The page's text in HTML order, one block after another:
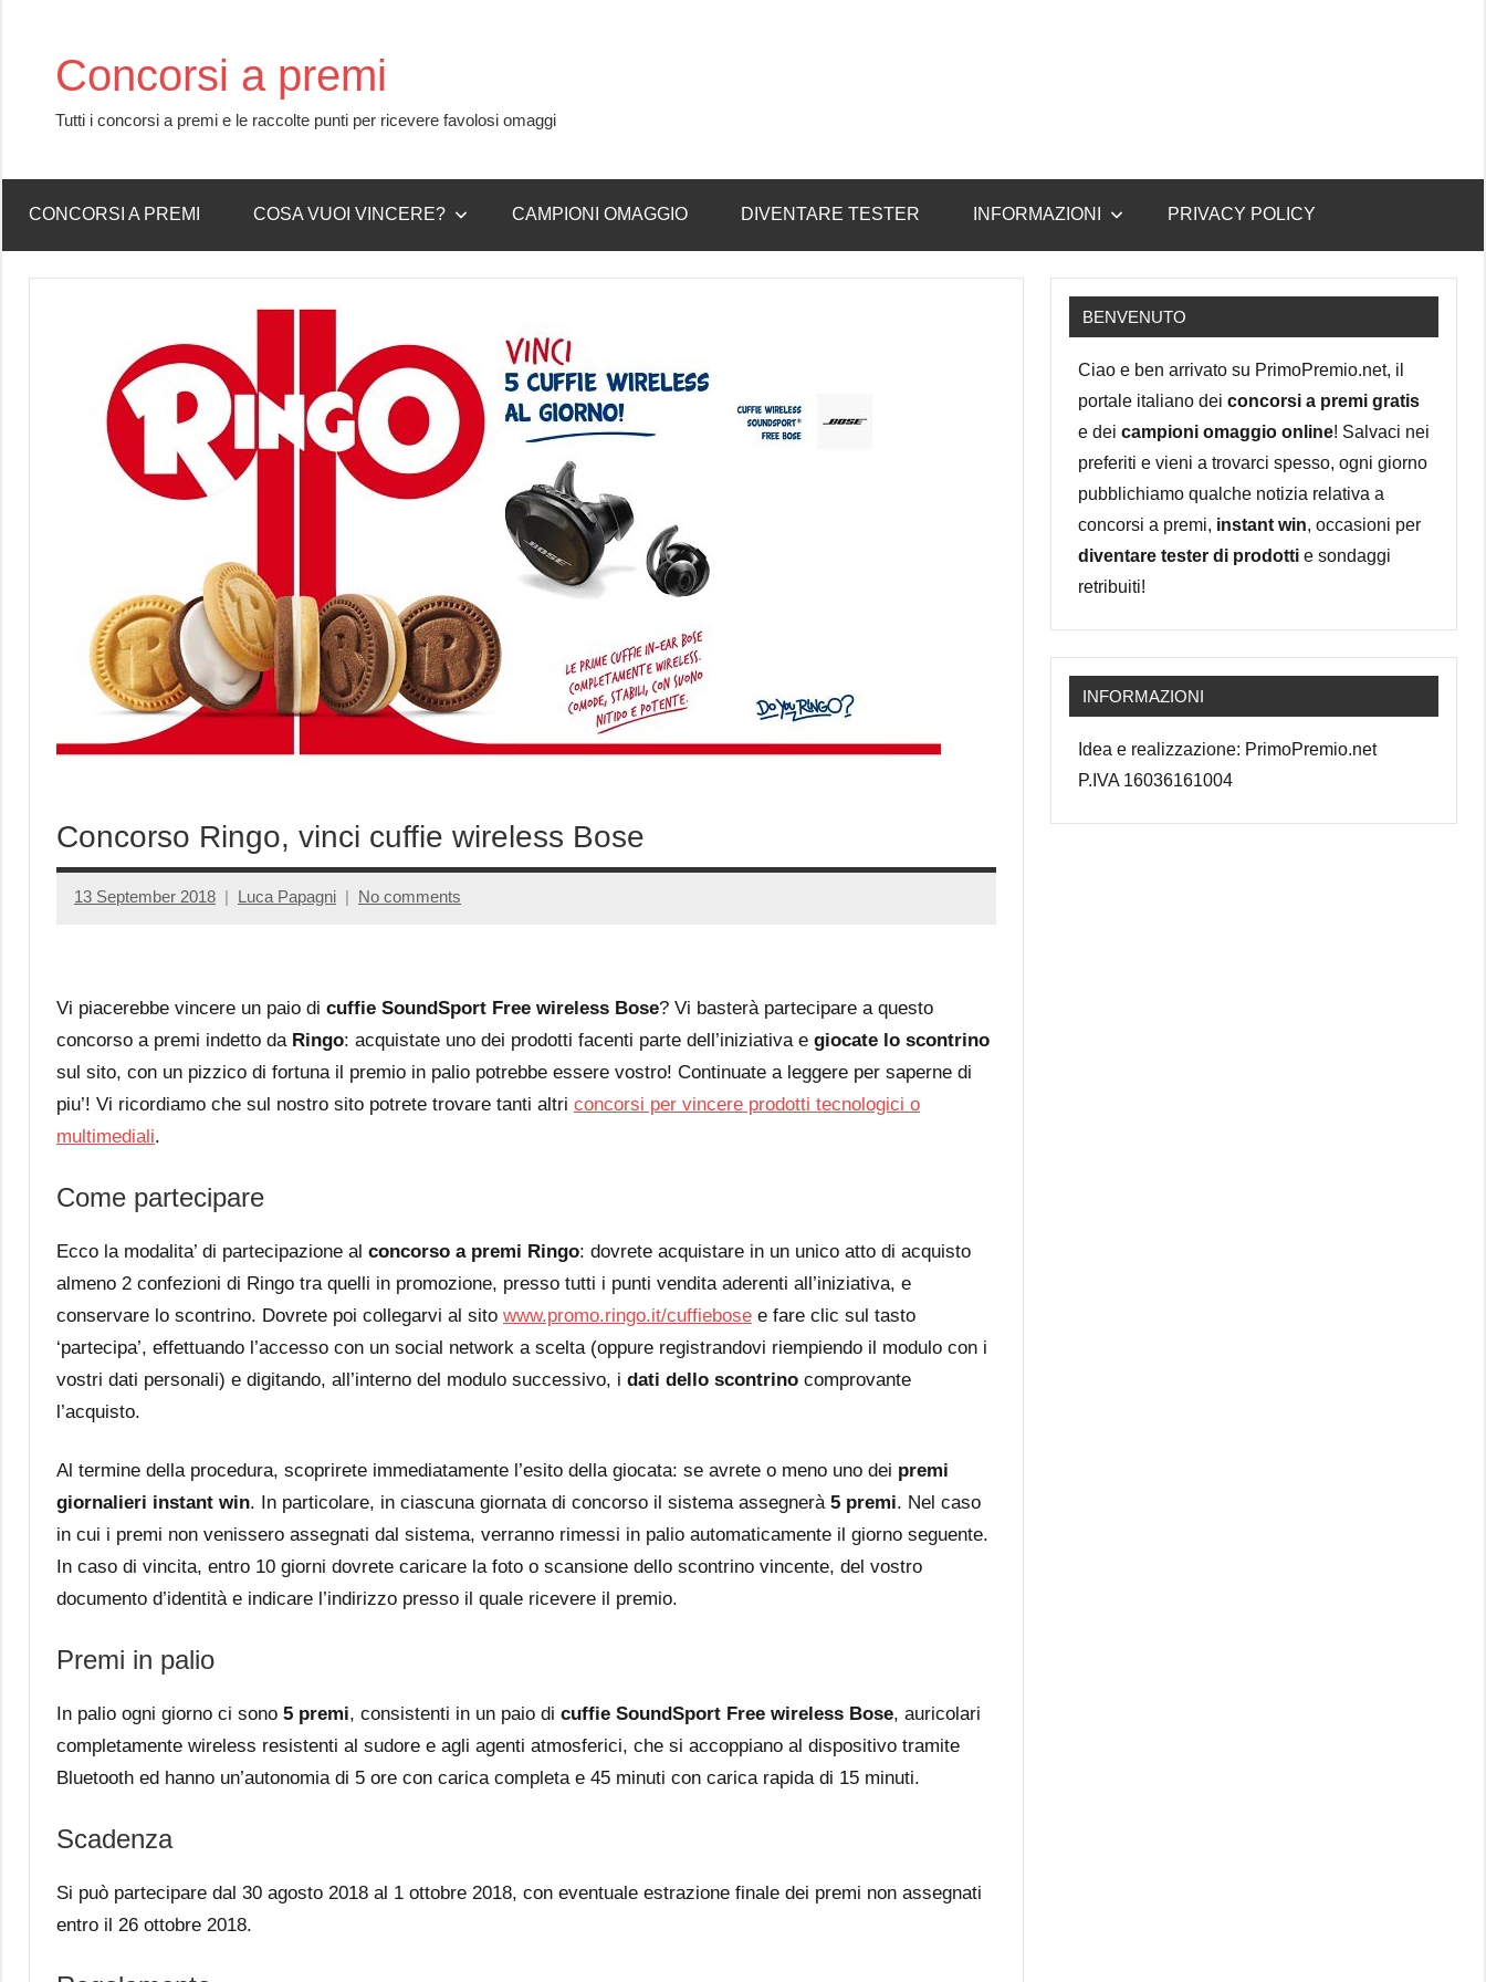
contentConcorsi a premi
Tutti i concorsi a premi e le raccolte punti per ricevere favolosi omaggi
CONCORSI A PREMI COSA VUOI VINCERE? CAMPIONI OMAGGIO DIVENTARE TESTER INFORMAZIONI PRIVACY POLICY
Concorso Ringo, vinci cuffie wireless Bose
13 September 2018 Luca Papagni No comments
Vi piacerebbe vincere un paio di cuffie SoundSport Free wireless Bose? Vi basterà partecipare a questo
concorso a premi indetto da Ringo: acquistate uno dei prodotti facenti parte dell’iniziativa e giocate lo scontrino
sul sito, con un pizzico di fortuna il premio in palio potrebbe essere vostro! Continuate a leggere per saperne di
piu’! Vi ricordiamo che sul nostro sito potrete trovare tanti altri concorsi per vincere prodotti tecnologici o
multimediali.
Come partecipare
Ecco la modalita’ di partecipazione al concorso a premi Ringo: dovrete acquistare in un unico atto di acquisto
almeno 2 confezioni di Ringo tra quelli in promozione, presso tutti i punti vendita aderenti all’iniziativa, e
conservare lo scontrino. Dovrete poi collegarvi al sito www.promo.ringo.it/cuffiebose e fare clic sul tasto
‘partecipa’, effettuando l’accesso con un social network a scelta (oppure registrandovi riempiendo il modulo con i
vostri dati personali) e digitando, all’interno del modulo successivo, i dati dello scontrino comprovante
l’acquisto.
Al termine della procedura, scoprirete immediatamente l’esito della giocata: se avrete o meno uno dei premi
giornalieri instant win. In particolare, in ciascuna giornata di concorso il sistema assegnerà5 premi. Nel caso
in cui i premi non venissero assegnati dal sistema, verranno rimessi in palio automaticamente il giorno seguente.
In caso di vincita, entro 10 giorni dovrete caricare la foto o scansione dello scontrino vincente, del vostro
documento d’identità e indicare l’indirizzo presso il quale ricevere il premio.
Premi in palio
In palio ogni giorno ci sono 5 premi, consistenti in un paio di cuffie SoundSport Free wireless Bose, auricolari
completamente wireless resistenti al sudore e agli agenti atmosferici, che si accoppiano al dispositivo tramite
Bluetooth ed hanno un’autonomia di 5 ore con carica completa e 45 minuti con carica rapida di 15 minuti.
Scadenza
Si può partecipare dal 30 agosto 2018 al 1 ottobre 2018, con eventuale estrazione finale dei premi non assegnati
entro il 26 ottobre 2018.
BENVENUTO
Ciao e ben arrivato su PrimoPremio.net, il
portale italiano dei concorsi a premi gratis
e dei campioni omaggio online! Salvaci nei
preferiti e vieni a trovarci spesso, ogni giorno
pubblichiamo qualche notizia relativa a
concorsi a premi, instant win, occasioni per
diventare tester di prodotti e sondaggi
retribuiti!
INFORMAZIONI
Idea e realizzazione: PrimoPremio.net
P.IVA 16036161004